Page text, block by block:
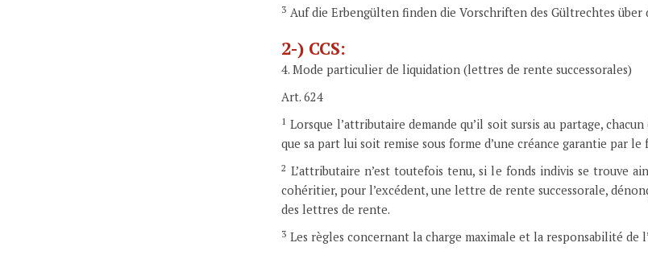
3 Auf die Erbengülten finden die Vorschriften des Gültrechtes über
2-) CCS:
4. Mode particulier de liquidation (lettres de rente successorales)
Art. 624
1 Lorsque l’attributaire demande qu’il soit sursis au partage,
que sa part lui soit remise sous forme d’une créance garantie par le
2 L’attributaire n’est toutefois tenu, si le fonds indivis se trouve
cohéritier, pour l’excédent, une lettre de rente successorale,
des lettres de rente.
3 Les règles concernant la charge maximale et la responsabilité de